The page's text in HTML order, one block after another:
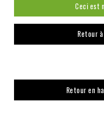
Ceci est
Retour
Retour en